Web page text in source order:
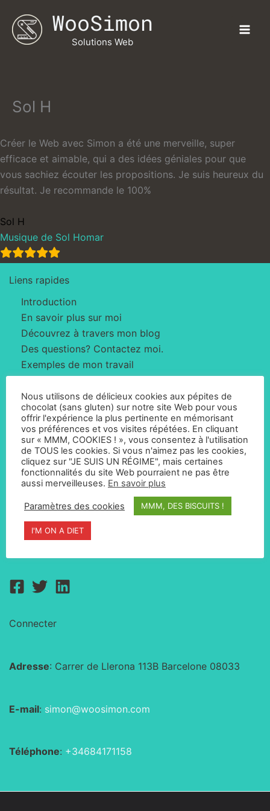
contenu
WooSimon
Solutions Web
Sol H
Créer le Web avec Simon a été une merveille, super
efficace et aimable, qui a des idées géniales pour que
vous sachiez écouter les propositions. Je suis heureux du
résultat. Je recommande le 100%
Sol H
Musique de Sol Homar
Liens rapides
Introduction
En savoir plus sur moi
Découvrez à travers mon blog
Des questions? Contactez moi.
Exemples de mon travail
Ce que disent mes clients
politique de confidentialité
Politique en matière de cookies
Sur moi
Je m'appelle Simon Whyatt et je suis un concepteur
Web basé à Barcelone, en Espagne. Je crée des sites
Web offrant une excellente expérience utilisateur qui
convertissent les visiteurs en clients.
Connecter
Adresse: Carrer de Llerona 113B Barcelone 08033
E-mail: simon@woosimon.com
Téléphone: +34684171158
Nous utilisons de délicieux cookies aux pépites de
chocolat (sans gluten) sur notre site Web pour vous
offrir l'expérience la plus pertinente en mémorisant
vos préférences et vos visites répétées. En cliquant
sur « MMM, COOKIES ! », vous consentez à l'utilisation
de TOUS les cookies. Si vous n'aimez pas les cookies,
cliquez sur "JE SUIS UN RÉGIME", mais certaines
fonctionnalités du site Web pourraient ne pas être
aussi merveilleuses. En savoir plus
Paramètres des cookies MMM, DES BISCUITS !
I'M ON A DIET